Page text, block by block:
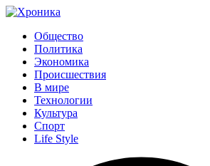
Общество
Политика
Экономика
Происшествия
В мире
Технологии
Культура
Спорт
Life Style